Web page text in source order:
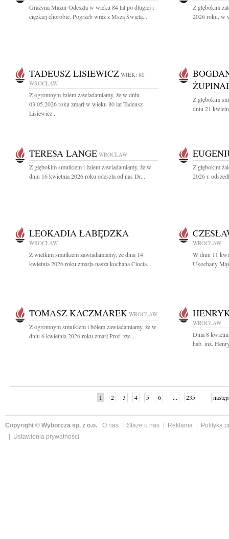
Grażyna Mazur Odeszła w wieku 84 lat po długiej i
ciężkiej chorobie. Pogrzeb wraz z Mszą Świętą...
Z głębokim
2026 roku, w
TADEUSZ LISIEWICZ WIEK: 80
WROCŁAW
Z ogromnym żalem zawiadamiamy, że w dniu
03.05.2026 roku zmarł w wieku 80 lat Tadeusz
Lisiewicz...
Z głębokim
dniu 21
TERESA LANGE WROCŁAW
Z głębokim smutkiem i żalem zawiadamiamy, że w
dniu 16 kwietnia 2026 roku odeszła od nas Dr...
Z głębokim
2026 r.
LEOKADIA ŁABĘDZKA
WROCŁAW
Z wielkim smutkiem zawiadamiamy, że dnia 14
kwietnia 2026 roku zmarła nasza kochana Ciocia...
WROCŁAW
W dniu 11
Ukochany
TOMASZ KACZMAREK WROCŁAW
Z ogromnym smutkiem i bólem zawiadamiamy, że w
dniu 6 kwietnia 2026 roku zmarł Prof. zw....
WROCŁAW
Dnia 8
hab. inż.
1 2 3 4 5 6 ... 235
Copyright © Wyborcza sp. z o.o. O nas Staże u nas Reklama
Polityka
Ustawienia prywatności